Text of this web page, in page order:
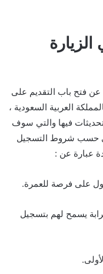
عن فتح باب التقديم على
العربية السعودية ،
فيها والتي سوف
حسب شروط التسجيل
عبارة عن :
على فرصة للعمرة.
يسمح لهم بتسجيل